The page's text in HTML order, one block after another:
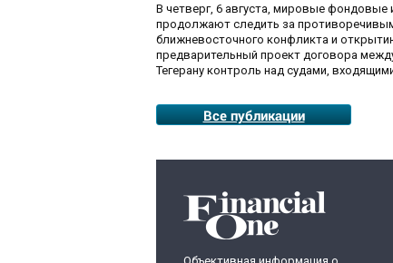
В четверг, 6 августа, мировые
продолжают следить за
ближневосточного конфликта и
предварительный проект договора
Тегерану контроль над судами,
Все публикации